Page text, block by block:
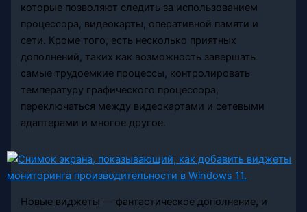
которые позволяют следить за использованием
процессора, видеокарты, оперативной памяти и
сети. Кроме того, есть несколько приятных
дополнений, таких как возможность завершать
самые трудоемкие процессы, контролировать
температуру графического процессора,
переключаться между видеокартами и сетевыми
адаптерами и многое другое.
Новые виджеты — фантастическое дополнение, и